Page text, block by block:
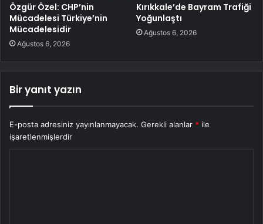
Özgür Özel: CHP’nin
Mücadelesi Türkiye’nin
Mücadelesidir
Ağustos 6, 2026
Kırıkkale’de Bayram Trafiği
Yoğunlaştı
Ağustos 6, 2026
Bir yanıt yazın
E-posta adresiniz yayınlanmayacak. Gerekli alanlar * ile
işaretlenmişlerdir